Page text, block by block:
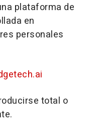
plataforma de
en
personales
total o